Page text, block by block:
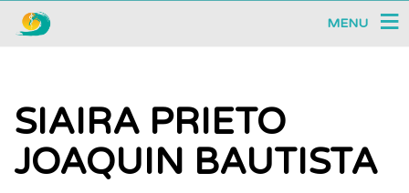
MENU
SIAIRA PRIETO
JOAQUIN BAUTISTA